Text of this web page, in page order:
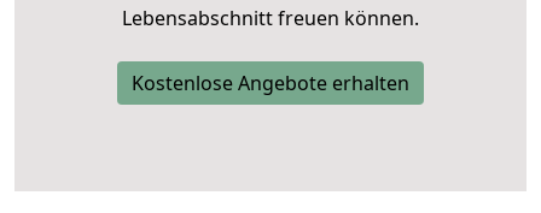
Lebensabschnitt freuen können.
Kostenlose Angebote erhalten